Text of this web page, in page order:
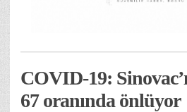
COVID-19:
67 oranında önlüyor